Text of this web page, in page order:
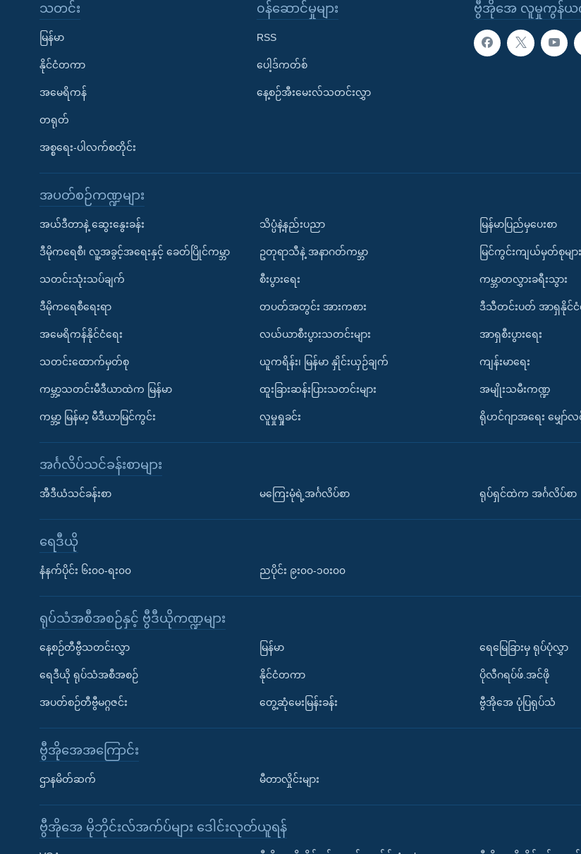
Learning English
ဗွီအိုအေ လူမှုကွန်ယက်
သတင်း
မြန်မာ
နိုင်ငံတကာ
အမေရိကန်
တရုတ်
အစ္စရေး-ပါလက်စတိုင်း
၀န်ဆောင်မှုများ
RSS
ပေါ့ဒ်ကတ်စ်
နေ့စဉ်အီးမေးလ်သတင်းလွှာ
အပတ်စဉ်ကဏ္ဍများ
အယ်ဒီတာနဲ့ ဆွေးနွေးခန်း
ဒီမိုကရေစီ၊ လူ့အခွင့်အရေးနှင့် ခေတ်ပြိုင်ကမ္ဘာ
သတင်းသုံးသပ်ချက်
ဒီမိုကရေစီရေးရာ
အမေရိကန်နိုင်ငံရေး
သတင်းထောက်မှတ်စု
ကမ္ဘာ့သတင်းမီဒီယာထဲက မြန်မာ
ကမ္ဘာ့ မြန်မာ့ မီဒီယာမြင်ကွင်း
သိပ္ပံနဲ့နည်းပညာ
ဥတုရာသီနဲ့ အနာဂတ်ကမ္ဘာ
စီးပွားရေး
တပတ်အတွင်း အားကစား
လယ်ယာစီးပွားသတင်းများ
ယူကရိန်း၊ မြန်မာ နှိုင်းယှဉ်ချက်
ထူးခြားဆန်းပြားသတင်းများ
လူမှုရှုခင်း
မြန်မာပြည်မှပေးစာ
မြင်ကွင်းကျယ်မှတ်စုများ
ကမ္ဘာတလွှားခရီးသွား
ဒီသီတင်းပတ် အာရှနိုင်ငံ
အာရှစီးပွားရေး
ကျန်းမာရေး
အမျိုးသမီးကဏ္ဍ
ရိုဟင်ဂျာအရေး မျှော်
အင်္ဂလိပ်သင်ခန်းစာများ
အီဒီယံသင်ခန်းစာ မကြေးမုံရဲ့အင်္ဂလိပ်စာ ရုပ်ရှင်ထဲက အင်္ဂလိပ်စာ
ရေဒီယို
နံနက်ပိုင်း ၆း၀၀-ရး၀၀ ညပိုင်း ၉း၀၀-၁၀း၀၀
ရုပ်သံအစီအစဉ်နှင့် ဗွီဒီယိုကဏ္ဍများ
နေ့စဉ်တီဗွီသတင်းလွှာ
ရေဒီယို ရုပ်သံအစီအစဉ်
အပတ်စဉ်တီဗွီမဂ္ဂဇင်း
မြန်မာ
နိုင်ငံတကာ
တွေ့ဆုံမေးမြန်းခန်း
ရေမြေခြားမှ ရုပ်ပုံလွှာ
ပိုလီဂရပ်ဖ်.အင်ဖို
ဗွီအိုအေ ပုံပြရုပ်သံ
ဗွီအိုအေအကြောင်း
ဌာနမိတ်ဆက် မီတာလှိုင်းများ
ဗွီအိုအေ မိုဘိုင်းလ်အက်ပ်များ ဒေါင်းလုတ်ယူရန်